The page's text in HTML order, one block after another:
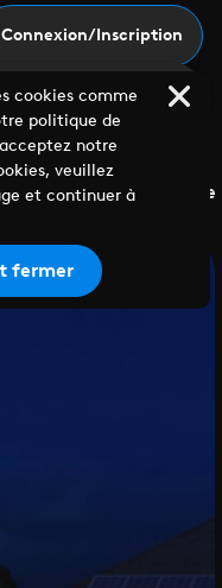
Connexion/Inscription
Labels Genre
cookies comme
politique de
notre
veuillez
et continuer à
fermer